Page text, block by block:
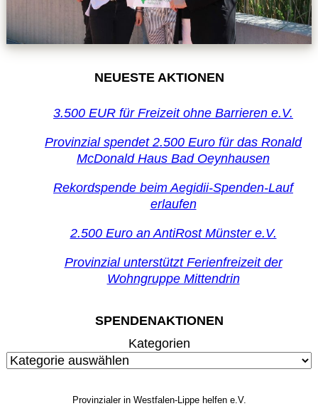
NEUESTE AKTIONEN
3.500 EUR für Freizeit ohne Barrieren e.V.
Provinzial spendet 2.500 Euro für das Ronald
McDonald Haus Bad Oeynhausen
Rekordspende beim Aegidii-Spenden-Lauf
erlaufen
2.500 Euro an AntiRost Münster e.V.
Provinzial unterstützt Ferienfreizeit der
Wohngruppe Mittendrin
SPENDENAKTIONEN
Kategorien
Provinzialer in Westfalen-Lippe helfen e.V.